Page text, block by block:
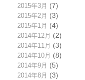
2015年3月 (7)
2015年2月 (3)
2015年1月 (4)
2014年12月 (2)
2014年11月 (3)
2014年10月 (8)
2014年9月 (5)
2014年8月 (3)